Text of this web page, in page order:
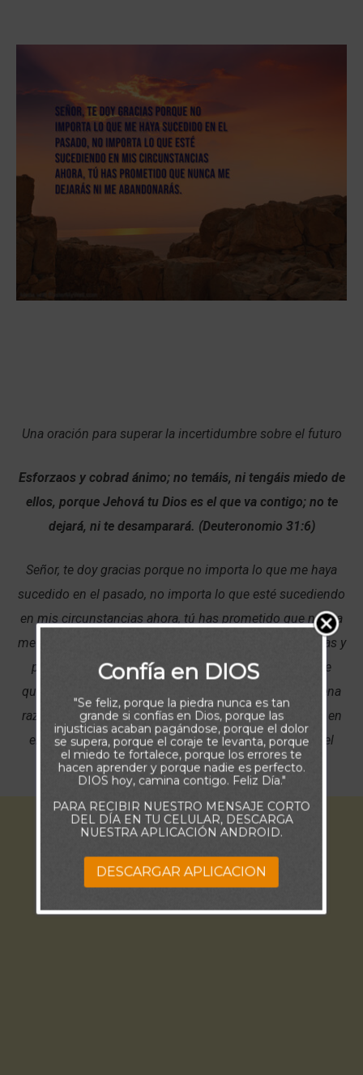
Una oración para superar la incertidumbre sobre el futuro
Esforzaos y cobrad ánimo; no temáis, ni tengáis miedo de
ellos, porque Jehová tu Dios es el que va contigo; no te
dejará, ni te desamparará. (Deuteronomio 31:6)
Señor, te doy gracias porque no importa lo que me haya
sucedido en el pasado, no importa lo que esté sucediendo
en mis circunstancias ahora, tú has prometido que nunca
me dejarás ni me abandonarás. Gracias porque me amas y
porque nunca tendré que vivir con temor. Te pido que
quites de mi vida todas las cosas que me dan una buena
razón para tener temor. Mantenme a salvo y protegido en
el lugar en que estoy, y llévame a un lugar seguro en el
futuro.
Confía en DIOS
"Se feliz, porque la piedra nunca es tan
grande si confías en Dios, porque las
injusticias acaban pagándose, porque el dolor
se supera, porque el coraje te levanta, porque
el miedo te fortalece, porque los errores te
hacen aprender y porque nadie es perfecto.
DIOS hoy, camina contigo. Feliz Día."
PARA RECIBIR NUESTRO MENSAJE CORTO
DEL DÍA EN TU CELULAR, DESCARGA
NUESTRA APLICACIÓN ANDROID.
DESCARGAR APLICACION